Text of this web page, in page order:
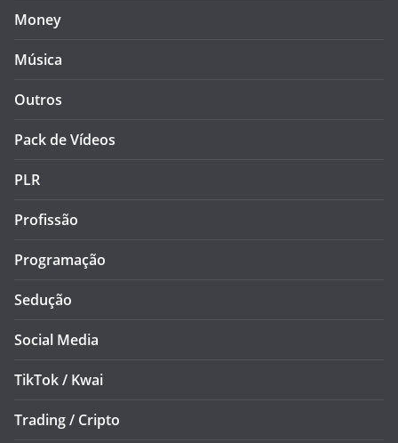
Money
Música
Outros
Pack de Vídeos
PLR
Profissão
Programação
Sedução
Social Media
TikTok / Kwai
Trading / Cripto